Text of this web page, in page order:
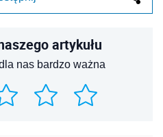
artykułu
nas bardzo ważna